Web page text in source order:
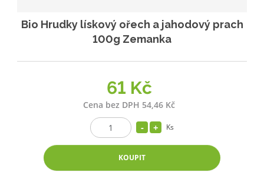
Bio Hrudky lískový ořech a jahodový prach
100g Zemanka
61 Kč
Cena bez DPH 54,46 Kč
Ks
KOUPIT